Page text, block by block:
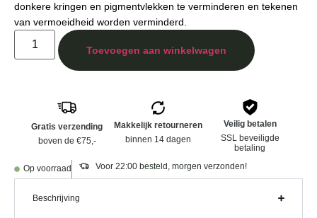
donkere kringen en pigmentvlekken te verminderen en tekenen
van vermoeidheid worden verminderd.
Toevoegen aan winkelwagen
Gratis verzending
boven de €75,-
Makkelijk retourneren
binnen 14 dagen
Veilig betalen
SSL beveiligde
betaling
Op voorraad Voor 22:00 besteld, morgen verzonden!
Beschrijving